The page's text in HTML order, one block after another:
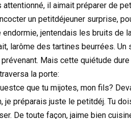
attentionné, il aimait préparer de
un petitdéjeuner surprise,
endormie, jentendais les bruits de
larôme des tartines beurrées.
Mais cette quiétude
la porte:
que tu mijotes, mon fils?
je préparais juste le petitdéj. Tu
De toute façon, jaime bien